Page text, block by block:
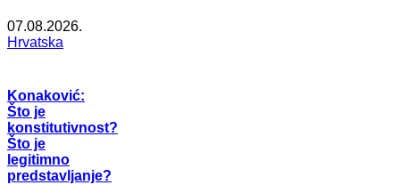
07.08.2026.
Hrvatska
Konaković:
Što je
konstitutivnost?
Što je
legitimno
predstavljanje?